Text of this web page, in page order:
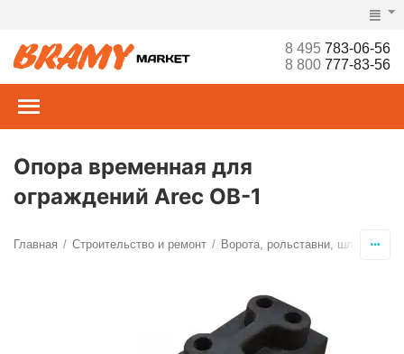
8 495783-06-56
8 800777-83-56
Опора временная для
ограждений Arec ОВ-1
Главная / Строительство и ремонт / Ворота, рольставни,